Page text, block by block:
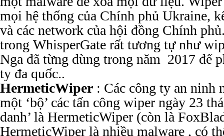
mọi hệ thống của Chính phủ Ukraine,
và các network của hội đồng Chính
trong WhisperGate rất tương tự như
Nga đã từng dùng trong năm 2017 để
ty đa quốc..
HermeticWiper : Các công ty an ninh
một ‘bộ’ các tấn công wiper ngày 23
danh’ là HermeticWiper (còn là
HermeticWiper là nhiều malware , có